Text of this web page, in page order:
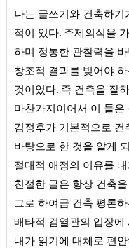
나는 글쓰기와 건축하
적이 있다. 주제의식을
하며 정통한 관찰력을
창조적 결과를 빚어야
것이었다. 즉 건축을 잘
마찬가지이어서 이 둘
김정후가 기본적으로
바탕으로 한 것을 알게
절대적 애정의 이유를
친절한 글은 항상 건축
그로 하여금 건축 평론
배타적 검열관의 입장에
내가 읽기에 대체로 편